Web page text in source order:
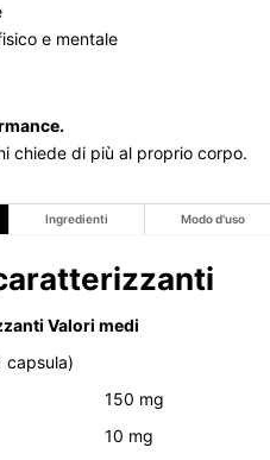
e mentale
chiede di più al proprio corpo.
Ingredienti Modo d'uso
Valori medi
capsula)
150 mg
10 mg